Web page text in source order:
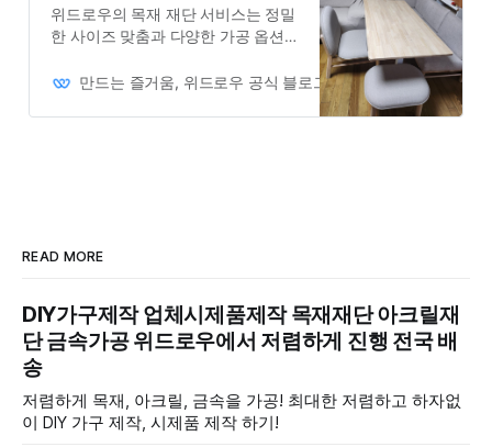
위드로우의 목재 재단 서비스는 정밀
한 사이즈 맞춤과 다양한 가공 옵션
다. 만드는 즐거움, 위드로우 공식 블로그 Owner
READ MORE
DIY가구제작 업체시제품제작 목재재단 아크릴재
단 금속가공 위드로우에서 저렴하게 진행 전국 배
송
저렴하게 목재, 아크릴, 금속을 가공! 최대한 저렴하고 하자없
이 DIY 가구 제작, 시제품 제작 하기!